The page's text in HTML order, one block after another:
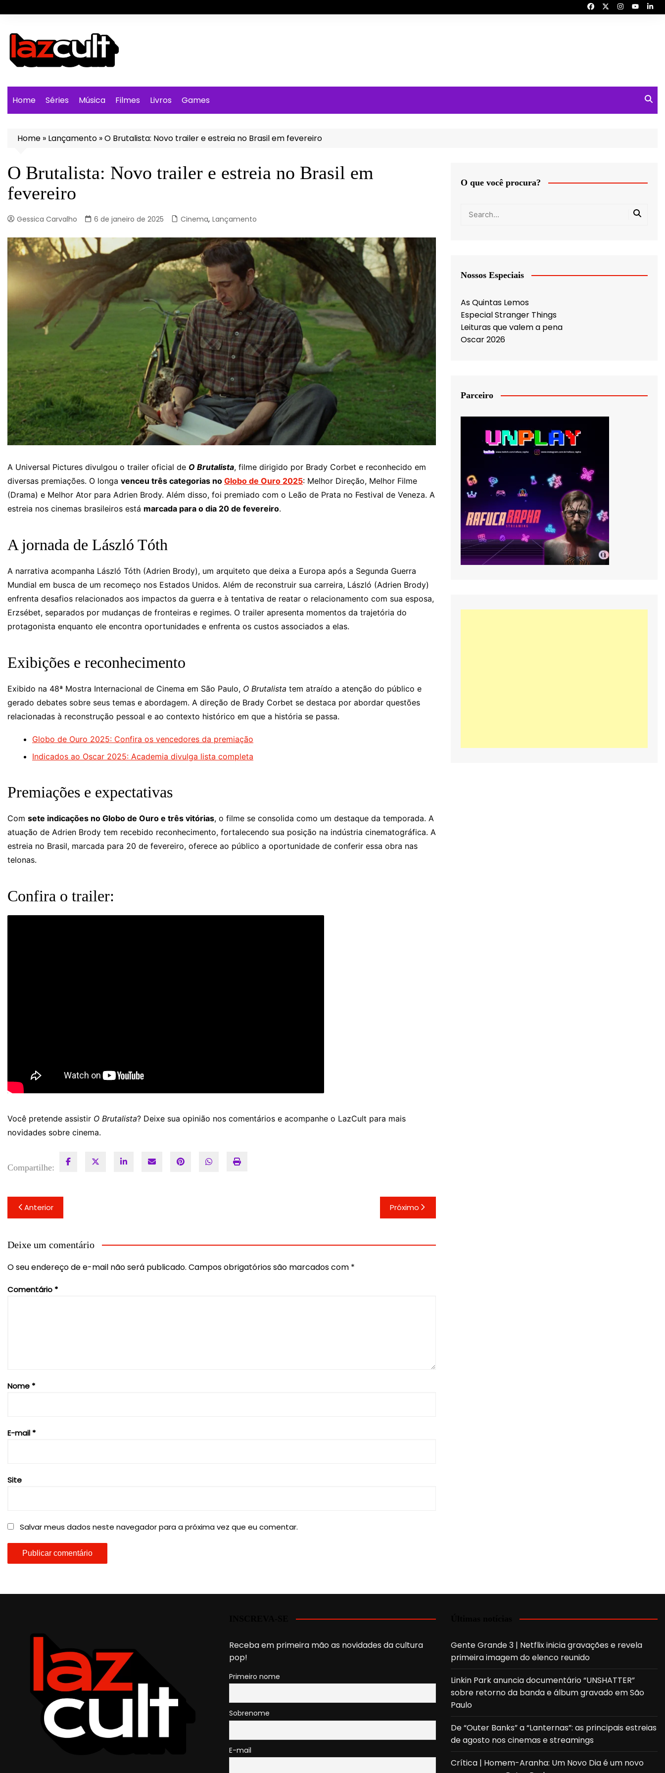
para
conteúdo
Home Séries Música Filmes Livros Games
Home » Lançamento »O Brutalista: Novo trailer e estreia no Brasil em fevereiro
O Brutalista: Novo trailer e estreia no Brasil em
fevereiro
Gessica Carvalho 6 de janeiro de 2025 Cinema, Lançamento
A Universal Pictures divulgou o trailer oficial de O Brutalista, filme dirigido por Brady Corbet e reconhecido em
diversas premiações. O longa venceu três categorias no Globo de Ouro 2025: Melhor Direção, Melhor Filme
(Drama) e Melhor Ator para Adrien Brody. Além disso, foi premiado com o Leão de Prata no Festival de Veneza. A
estreia nos cinemas brasileiros está marcada para o dia 20 de fevereiro.
A jornada de László Tóth
A narrativa acompanha László Tóth (Adrien Brody), um arquiteto que deixa a Europa após a Segunda Guerra
Mundial em busca de um recomeço nos Estados Unidos. Além de reconstruir sua carreira, László (Adrien Brody)
enfrenta desafios relacionados aos impactos da guerra e à tentativa de reatar o relacionamento com sua esposa,
Erzsébet, separados por mudanças de fronteiras e regimes. O trailer apresenta momentos da trajetória do
protagonista enquanto ele encontra oportunidades e enfrenta os custos associados a elas.
Exibições e reconhecimento
Exibido na 48ª Mostra Internacional de Cinema em São Paulo, O Brutalista tem atraído a atenção do público e
gerado debates sobre seus temas e abordagem. A direção de Brady Corbet se destaca por abordar questões
relacionadas à reconstrução pessoal e ao contexto histórico em que a história se passa.
Globo de Ouro 2025: Confira os vencedores da premiação
Indicados ao Oscar 2025: Academia divulga lista completa
Premiações e expectativas
Com sete indicações no Globo de Ouro e três vitórias, o filme se consolida como um destaque da temporada. A
atuação de Adrien Brody tem recebido reconhecimento, fortalecendo sua posição na indústria cinematográfica. A
estreia no Brasil, marcada para 20 de fevereiro, oferece ao público a oportunidade de conferir essa obra nas
telonas.
Confira o trailer:
Você pretende assistir O Brutalista? Deixe sua opinião nos comentários e acompanhe o LazCult para mais
novidades sobre cinema.
Compartilhe:
Navegação
de
Post
Anterior Próximo
Deixe um comentário
O seu endereço de e-mail não será publicado. Campos obrigatórios são marcados com *
Comentário *
Nome *
E-mail *
Site
Salvar meus dados neste navegador para a próxima vez que eu comentar.
O que você procura?
Nossos Especiais
As Quintas Lemos
Especial Stranger Things
Leituras que valem a pena
Oscar 2026
Parceiro
Receba em primeira mão as novidades da cultura
pop!
Primeiro nome
Sobrenome
E-mail
Gente Grande 3 | Netflix inicia gravações e revela
primeira imagem do elenco reunido
Linkin Park anuncia documentário “UNSHATTER”
sobre retorno da banda e álbum gravado em São
Paulo
De “Outer Banks” a “Lanternas”: as principais estreias
de agosto nos cinemas e streamings
Crítica | Homem-Aranha: Um Novo Dia é um novo